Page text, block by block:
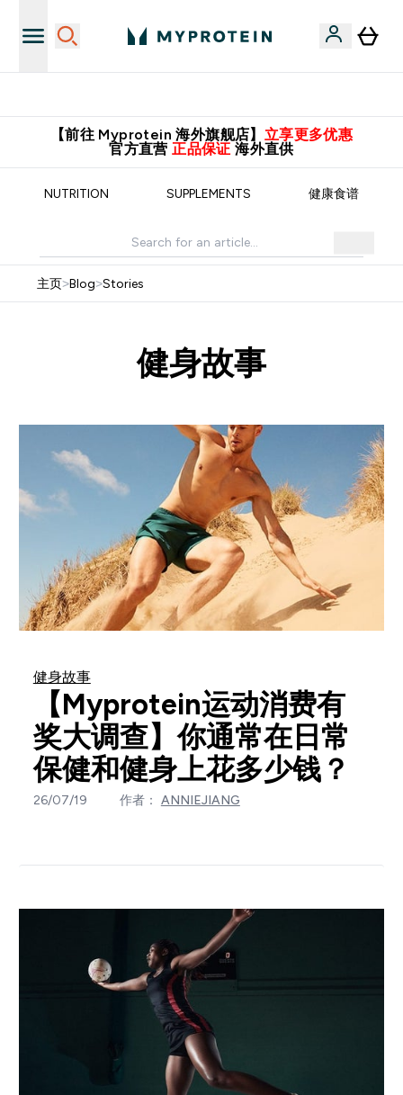
【前往 Myprotein 海外旗舰店】 立享更多优惠
官方直营 正品保证 海外直供
NUTRITION SUPPLEMENTS 健康食谱
主页>Blog>Stories
健身故事
健身故事
【Myprotein运动消费有
奖大调查】你通常在日常
保健和健身上花多少钱？
26/07/19 作者： ANNIEJIANG